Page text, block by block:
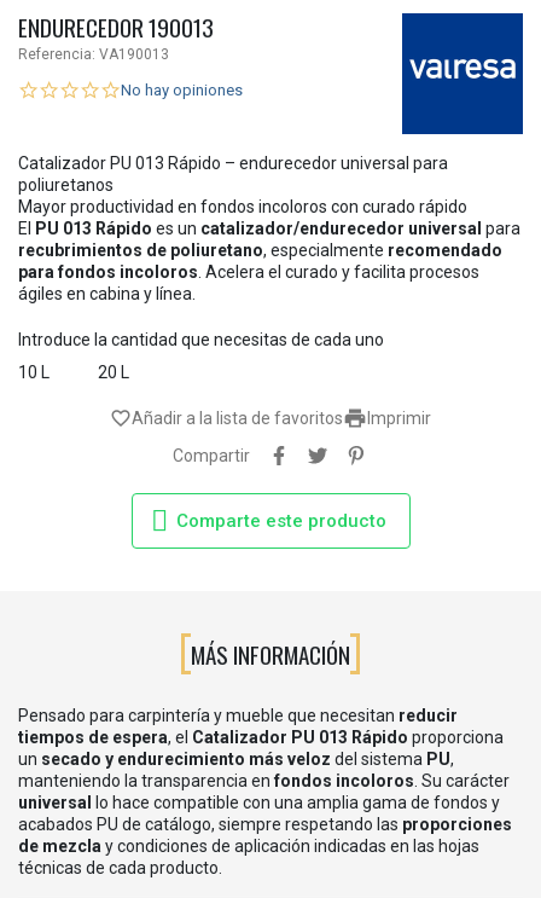
ENDURECEDOR 190013
Referencia: VA190013
No hay opiniones
Catalizador PU 013 Rápido – endurecedor universal para
poliuretanos
Mayor productividad en fondos incoloros con curado rápido
El
PU 013 Rápido es un catalizador/endurecedor universal para
recubrimientos de poliuretano, especialmente recomendado
para fondos incoloros . Acelera el curado y facilita procesos
ágiles en cabina y línea.
Introduce la cantidad que necesitas de cada uno
10 L
20 L
 Imprimir
favorite_borderAñadir a la lista de favoritos
Compartir
Comparte este producto
MÁS INFORMACIÓN
Pensado para carpintería y mueble que necesitan reducir
tiempos de espera, el Catalizador PU 013 Rápido proporciona
un secado y endurecimiento más veloz del sistema PU,
manteniendo la transparencia enfondos incoloros . Su carácter
universal
lo hace compatible con una amplia gama de fondos y
acabados PU de catálogo, siempre respetando las proporciones
de mezcla y condiciones de aplicación indicadas en las hojas
técnicas de cada producto.